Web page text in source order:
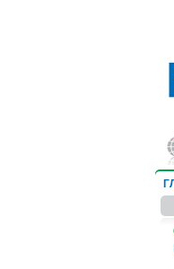
В Техасе врач-ревматолог